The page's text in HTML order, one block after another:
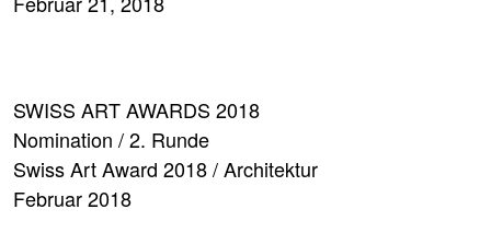
SWISS ART AWARDS 2018
Nomination / 2. Runde
Swiss Art Award 2018 / Architektur
Februar 2018